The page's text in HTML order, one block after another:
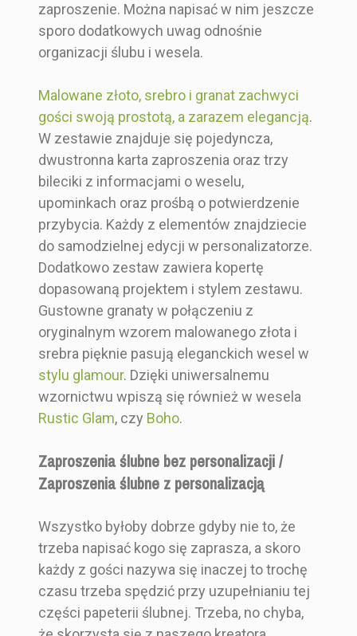
zaproszenie. Można napisać w nim jeszcze
sporo dodatkowych uwag odnośnie
organizacji ślubu i wesela.
Malowane złoto, srebro i granat zachwyci
gości swoją prostotą, a zarazem elegancją.
W zestawie znajduje się pojedyncza,
dwustronna karta zaproszenia oraz trzy
bileciki z informacjami o weselu,
upominkach oraz prośbą o potwierdzenie
przybycia. Każdy z elementów znajdziecie
do samodzielnej edycji w personalizatorze.
Dodatkowo zestaw zawiera kopertę
dopasowaną projektem i stylem zestawu.
Gustowne granaty w połączeniu z
oryginalnym wzorem malowanego złota i
srebra pięknie pasują eleganckich wesel w
stylu glamour. Dzięki uniwersalnemu
wzornictwu wpiszą się również w wesela
Rustic Glam, czy Boho.
Zaproszenia ślubne bez personalizacji /
Zaproszenia ślubne z personalizacją
Wszystko byłoby dobrze gdyby nie to, że
trzeba napisać kogo się zaprasza, a skoro
każdy z gości nazywa się inaczej to trochę
czasu trzeba spędzić przy uzupełnianiu tej
części papeterii ślubnej. Trzeba, no chyba,
kopertę
kopertę
kopertę
kopertę
Pojedyncza
karta
Pojedyncza